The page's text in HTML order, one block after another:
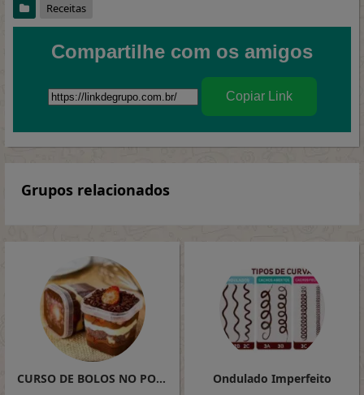
Receitas
Compartilhe com os amigos
Copiar Link
Grupos relacionados
CURSO DE BOLOS NO POTE
Ondulado Imperfeito